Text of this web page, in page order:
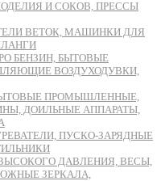
И СОКОВ, ПРЕССЫ
ВЕТОК, МАШИНКИ ДЛЯ
БЕНЗИН, БЫТОВЫЕ
ВОЗДУХОДУВКИ,
ПРОМЫШЛЕННЫЕ,
ДОИЛЬНЫЕ АППАРАТЫ,
ПУСКО-ЗАРЯДНЫЕ
ДАВЛЕНИЯ, ВЕСЫ,
ЗЕРКАЛА,